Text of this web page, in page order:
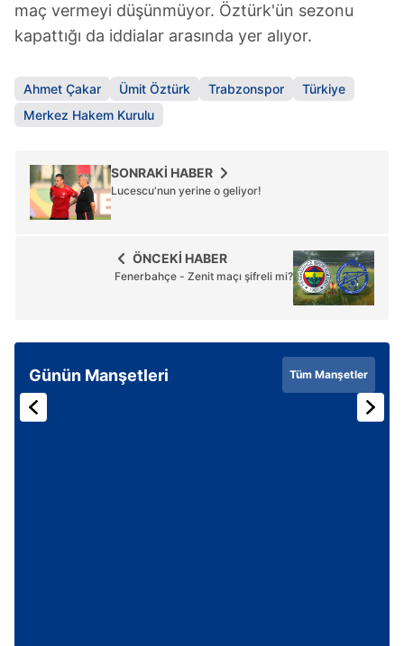
maç vermeyi düşünmüyor. Öztürk'ün sezonu
kapattığı da iddialar arasında yer alıyor.
Ahmet Çakar Ümit Öztürk Trabzonspor
Türkiye
Merkez Hakem Kurulu
SONRAKİ HABER
Lucescu'nun yerine o geliyor!
ÖNCEKİ HABER
Fenerbahçe - Zenit maçı şifreli mi?
Günün Manşetleri Tüm Manşetler